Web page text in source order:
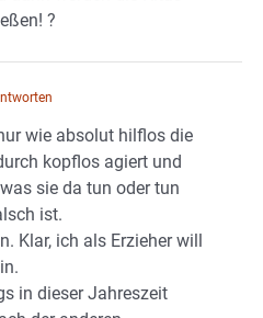
?
wie absolut hilflos die
kopflos agiert und
sie da tun oder tun
ist.
Klar, ich als Erzieher will
in dieser Jahreszeit